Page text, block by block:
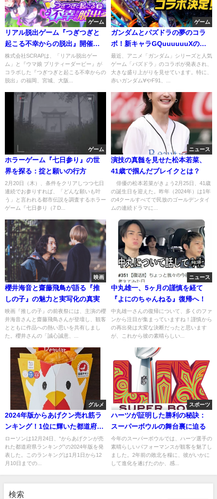
ゲーム
リアル脱出ゲーム『つぎつぎと
起こる不幸からの脱出』開催！
ウマ娘ファン必見
株式会社SCRAPは、「リアル脱出ゲー
ム」と『ウマ娘 プリティーダービー』が
コラボした『つぎつぎと起こる不幸からの
脱出』の福岡、宮城、大阪...
ゲーム
ガンダムとパズドラの夢のコラ
ボ！新キャラGQuuuuuuXの魅
力とは
最近、アニメ「ガンダム」シリーズと人気
ゲーム「パズドラ」のコラボが発表され、
大きな盛り上がりを見せています。特に、
赤いガンダム∀やF91、...
ゲーム
ホラーゲーム『七日参り』の世
界を探る：掟と願いの行方
2月20日（木）、条件をクリアしつつ七日
連続でお参りすれば、「どんな願いも叶
う」と言われる都市伝説を調査するホラー
ゲーム『七日参り（7 D...
ニュース
演技の真髄を見せた松本若菜、
41歳で掴んだブレイクとは？
俳優の松本若菜がきょう2月25日、41歳
の誕生日を迎えた。昨年（2024年）は1年
の4クールすべてで民放のゴールデンタイ
ムの連続ドラマに...
映画
櫻井海音と齋藤飛鳥が語る『推
しの子』の魅力と実写化の真実
映画『推しの子』の前夜祭には、主演の櫻
井海音さんと齋藤飛鳥さんが登壇し、観客
とともに作品への熱い思いを共有しまし
た。櫻井さんの「誠心誠意、...
ニュース
中丸雄一、5ヶ月の謹慎を経て
『よにのちゃんねる』復帰へ！
中丸雄一さんの復帰について、多くのファ
ンから注目が集まっていますね！謹慎から
の再出発は大変な決断だったと思います
が、これから彼の素晴らしい...
グルメ
2024年版からあげクン売れ筋ラ
ンキング！1位に輝いた都道府県
とは？
ローソンは12月24日、“からあげクンが売
れた都道府県ランキング”の2024年版を発
表した。このランキングは1月1日から12
月10日までの...
スポーツ
ハーツが証明した勝利の秘訣：
スーパーボウルの舞台裏に迫る
今年のスーパーボウルでは、ハーツ選手の
素晴らしいパフォーマンスが観客を魅了し
ました。2年前の敗北を糧に、彼がいかに
して進化を遂げたのか、感...
検索